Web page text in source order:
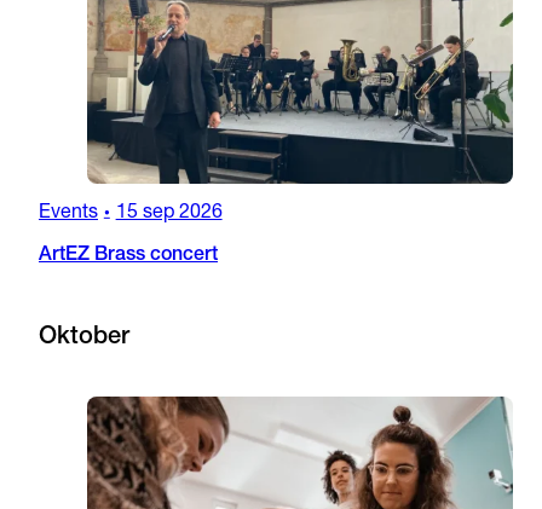
Events • 15 sep 2026
ArtEZ Brass concert
Oktober